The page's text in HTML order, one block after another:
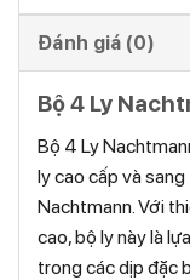
Đánh giá (0)
Bộ 4 Ly
Bộ 4 Ly
ly cao cấp và
Nachtmann. Với
cao, bộ ly này là
trong các dịp đặc